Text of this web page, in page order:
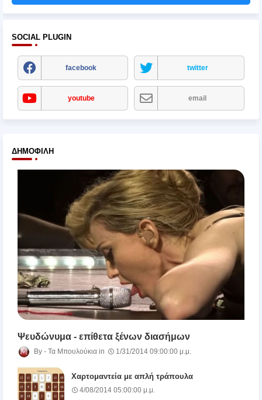
SOCIAL PLUGIN
facebook twitter
youtube email
ΔΗΜΟΦΙΛΉ
Ψευδώνυμα - επίθετα ξένων διασήμων
Τα Μπουλούκια 1/31/2014 09:00:00 μ.μ.
Χαρτομαντεία με απλή τράπουλα
4/08/2014 05:00:00 μ.μ.